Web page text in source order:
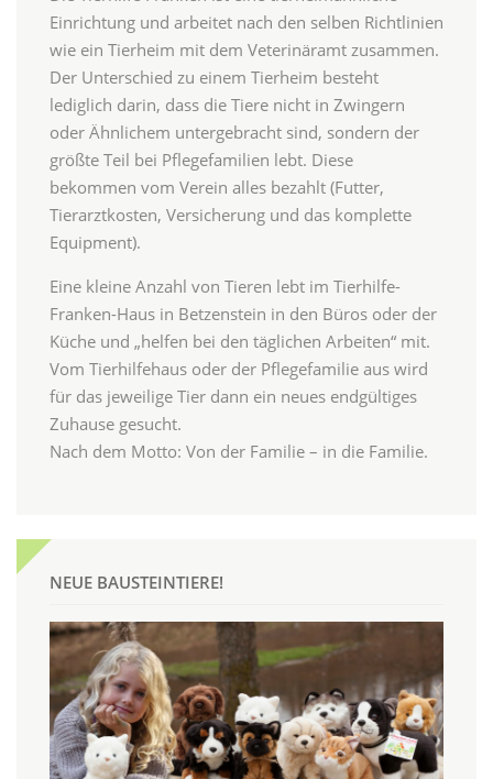
Einrichtung und arbeitet nach den selben Richtlinien
wie ein Tierheim mit dem Veterinäramt zusammen.
Der Unterschied zu einem Tierheim besteht
lediglich darin, dass die Tiere nicht in Zwingern
oder Ähnlichem untergebracht sind, sondern der
größte Teil bei Pflegefamilien lebt. Diese
bekommen vom Verein alles bezahlt (Futter,
Tierarztkosten, Versicherung und das komplette
Equipment).
Eine kleine Anzahl von Tieren lebt im Tierhilfe-
Franken-Haus in Betzenstein in den Büros oder der
Küche und „helfen bei den täglichen Arbeiten“ mit.
Vom Tierhilfehaus oder der Pflegefamilie aus wird
für das jeweilige Tier dann ein neues endgültiges
Zuhause gesucht.
Nach dem Motto: Von der Familie – in die Familie.
NEUE BAUSTEINTIERE!